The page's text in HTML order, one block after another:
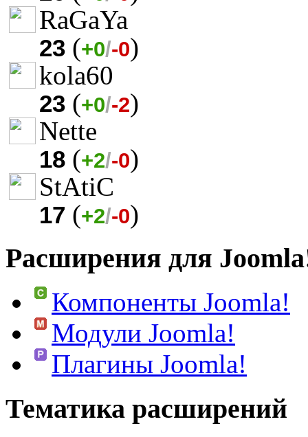
RaGaYa
23 (+0/-0)
kola60
23 (+0/-2)
Nette
18 (+2/-0)
StAtiC
17 (+2/-0)
Расширения для
Компоненты Joomla!
Модули Joomla!
Плагины Joomla!
Тематика расширений